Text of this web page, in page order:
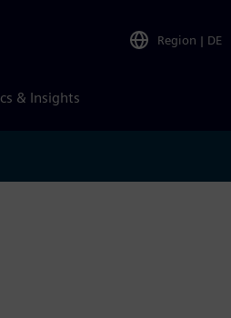
Region | DE
& Insights